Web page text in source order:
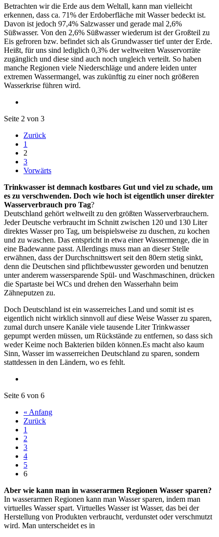
Betrachten wir die Erde aus dem Weltall, kann man vielleicht
erkennen, dass ca. 71% der Erdoberfläche mit Wasser bedeckt ist.
Davon ist jedoch 97,4% Salzwasser und gerade mal 2,6%
Süßwasser. Von den 2,6% Süßwasser wiederum ist der Großteil zu
Eis gefroren bzw. befindet sich als Grundwasser tief unter der Erde.
Heißt, für uns sind lediglich 0,3% der weltweiten Wasservorräte
zugänglich und diese sind auch noch ungleich verteilt. So haben
manche Regionen viele Niederschläge und andere leiden unter
extremen Wassermangel, was zukünftig zu einer noch größeren
Wasserkrise führen wird.
Seite 2 von 3
Zurück
1
2
3
Vorwärts
Trinkwasser ist demnach kostbares Gut und viel zu schade, um
es zu verschwenden. Doch wie hoch ist eigentlich unser direkter
Wasserverbrauch pro Tag?
Deutschland gehört weltweilt zu den größten Wasserverbrauchern.
Jeder Deutsche verbraucht im Schnitt zwischen 120 und 130 Liter
direktes Wasser pro Tag, um beispielsweise zu duschen, zu kochen
und zu waschen. Das entspricht in etwa einer Wassermenge, die in
eine Badewanne passt. Allerdings muss man an dieser Stelle
erwähnen, dass der Durchschnittswert seit den 80ern stetig sinkt,
denn die Deutschen sind pflichtbewusster geworden und benutzen
unter anderem wassersparende Spül- und Waschmaschinen, drücken
die Spartaste bei WCs und drehen den Wasserhahn beim
Zähneputzen zu.
Doch Deutschland ist ein wasserreiches Land und somit ist es
eigentlich nicht wirklich sinnvoll auf diese Weise Wasser zu sparen,
zumal durch unsere Kanäle viele tausende Liter Trinkwasser
gepumpt werden müssen, um Rückstände zu entfernen, so dass sich
weder Keime noch Bakterien bilden können.Es macht also kaum
Sinn, Wasser im wasserreichen Deutschland zu sparen, sondern
stattdessen in den Ländern, wo es fehlt.
Seite 6 von 6
« Anfang
Zurück
1
2
3
4
5
6
Aber wie kann man in wasserarmen Regionen Wasser sparen?
In wasserarmen Regionen kann man Wasser sparen, indem man
virtuelles Wasser spart. Virtuelles Wasser ist Wasser, das bei der
Herstellung von Produkten verbraucht, verdunstet oder verschmutzt
wird. Man unterscheidet es in